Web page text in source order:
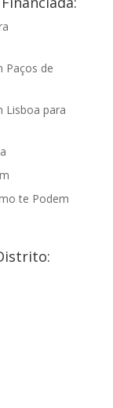
Paços de
Lisboa para
te Podem